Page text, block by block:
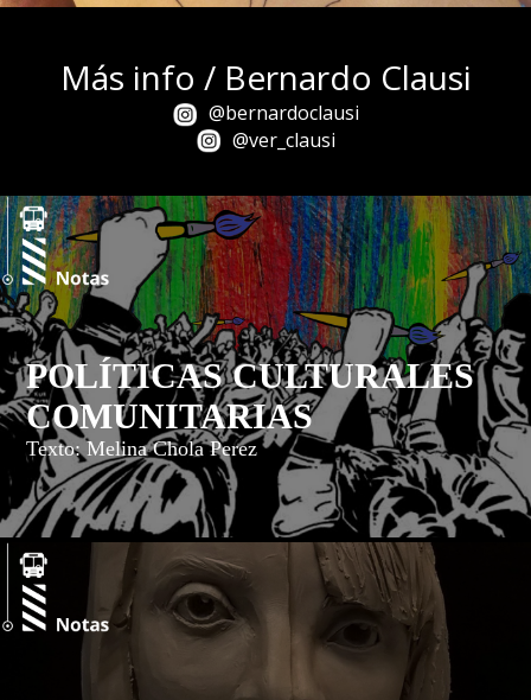
Más info / Bernardo Clausi
@bernardoclausi
@ver_clausi
POLÍTICAS CULTURALES
COMUNITARIAS
Texto: Melina Chola Perez